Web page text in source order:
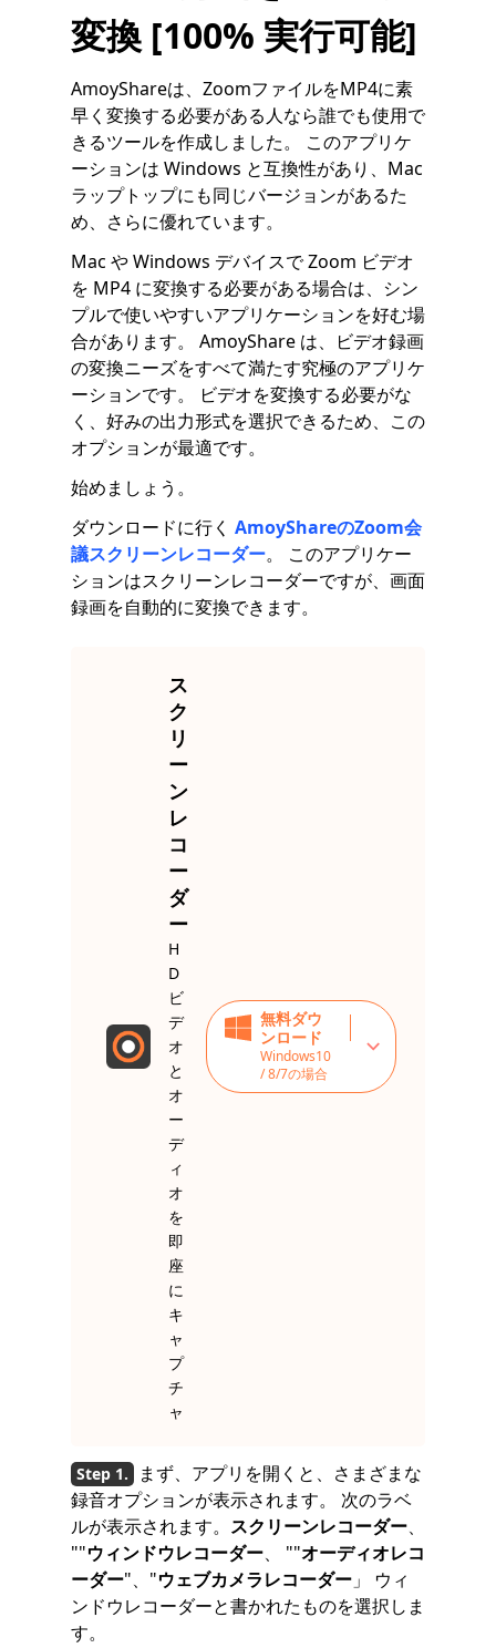
変換 [100% 実行可能]
AmoyShareは、ZoomファイルをMP4に素
早く変換する必要がある人なら誰でも使用で
きるツールを作成しました。 このアプリケ
ーションは Windows と互換性があり、Mac
ラップトップにも同じバージョンがあるた
め、さらに優れています。
Mac や Windows デバイスで Zoom ビデオ
を MP4 に変換する必要がある場合は、シン
プルで使いやすいアプリケーションを好む場
合があります。 AmoyShare は、ビデオ録画
の変換ニーズをすべて満たす究極のアプリケ
ーションです。 ビデオを変換する必要がな
く、好みの出力形式を選択できるため、この
オプションが最適です。
始めましょう。
ダウンロードに行く AmoyShareのZoom会
議スクリーンレコーダー。 このアプリケー
ションはスクリーンレコーダーですが、画面
録画を自動的に変換できます。
ス
ク
リ
ー
ン
レ
コ
ー
ダ
ー
H
D
ビ
デ
オ
と
オ
ー
デ
ィ
オ
を
即
座
に
キ
ャ
プ
チ
ャ
無料ダウ
ンロード
Windows10
/ 8/7の場合
まず、アプリを開くと、さまざまな
録音オプションが表示されます。 次のラベ
ルが表示されます。 スクリーンレコーダー、
""ウィンドウレコーダー、 ""オーディオレコ
ーダー"、"ウェブカメラレコーダー 」 ウィ
ンドウレコーダーと書かれたものを選択しま
す。